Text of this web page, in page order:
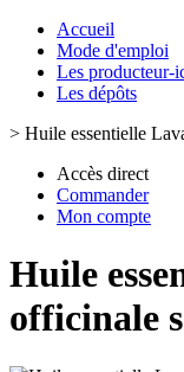
Accueil
Mode d'emploi
Les producteur-
Les dépôts
> Huile essentielle
Accès direct
Commander
Mon compte
Huile
officinale